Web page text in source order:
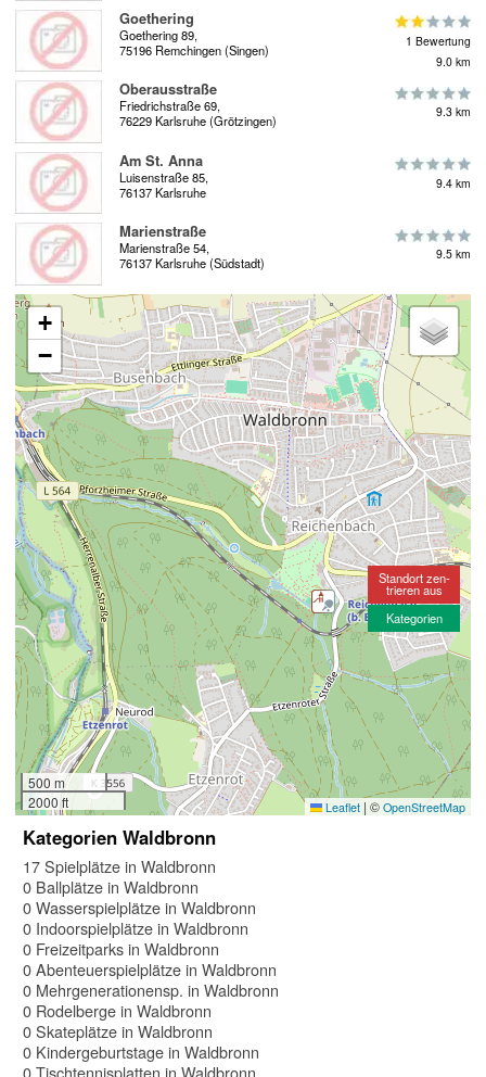
Goethering
Goethering 89,
75196 Remchingen (Singen)
1 Bewertung
9.0 km
Oberausstraße
Friedrichstraße 69,
76229 Karlsruhe (Grötzingen)
9.3 km
Am St. Anna
Luisenstraße 85,
76137 Karlsruhe
9.4 km
Marienstraße
Marienstraße 54,
76137 Karlsruhe (Südstadt)
9.5 km
+
−
500 m
2000 ft
Leaflet | © OpenStreetMap
Standort zen-
trieren aus
Kategorien
Kategorien Waldbronn
17 Spielplätze in Waldbronn
0 Ballplätze in Waldbronn
0 Wasserspielplätze in Waldbronn
0 Indoorspielplätze in Waldbronn
0 Freizeitparks in Waldbronn
0 Abenteuerspielplätze in Waldbronn
0 Mehrgenerationensp. in Waldbronn
0 Rodelberge in Waldbronn
0 Skateplätze in Waldbronn
0 Kindergeburtstage in Waldbronn
0 Tischtennisplatten in Waldbronn